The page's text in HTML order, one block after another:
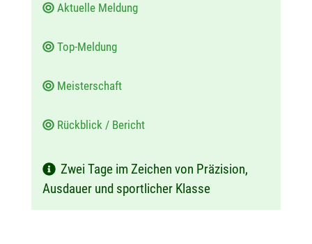
Aktuelle Meldung
Top-Meldung
Meisterschaft
Rückblick / Bericht
Zwei Tage im Zeichen von Präzision,
Ausdauer und sportlicher Klasse